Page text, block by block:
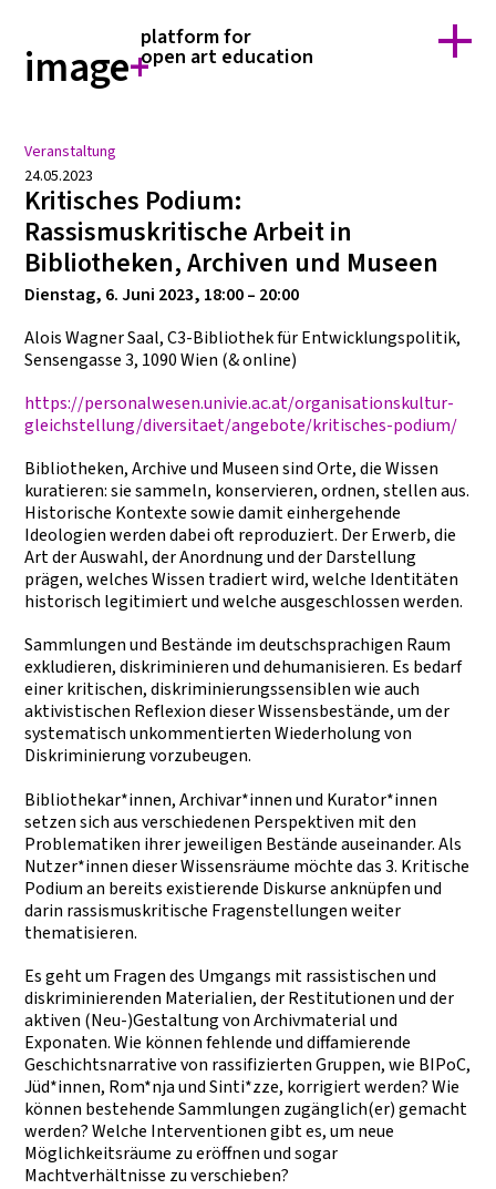
image+
platform for
open art education
forschungüber image+
kontaktsuche
Veranstaltung
24.05.2023
Kritisches Podium:
Rassismuskritische Arbeit in
Bibliotheken, Archiven und Museen
Dienstag, 6. Juni 2023, 18:00 – 20:00
Alois Wagner Saal, C3-Bibliothek für Entwicklungspolitik,
Sensengasse 3, 1090 Wien (& online)
https://personalwesen.univie.ac.at/organisationskultur-
gleichstellung/diversitaet/angebote/kritisches-podium/
Bibliotheken, Archive und Museen sind Orte, die Wissen
kuratieren: sie sammeln, konservieren, ordnen, stellen aus.
Historische Kontexte sowie damit einhergehende
Ideologien werden dabei oft reproduziert. Der Erwerb, die
Art der Auswahl, der Anordnung und der Darstellung
prägen, welches Wissen tradiert wird, welche Identitäten
historisch legitimiert und welche ausgeschlossen werden.
Sammlungen und Bestände im deutschsprachigen Raum
exkludieren, diskriminieren und dehumanisieren. Es bedarf
einer kritischen, diskriminierungssensiblen wie auch
aktivistischen Reflexion dieser Wissensbestände, um der
systematisch unkommentierten Wiederholung von
Diskriminierung vorzubeugen.
Bibliothekar*innen, Archivar*innen und Kurator*innen
setzen sich aus verschiedenen Perspektiven mit den
Problematiken ihrer jeweiligen Bestände auseinander. Als
Nutzer*innen dieser Wissensräume möchte das 3. Kritische
Podium an bereits existierende Diskurse anknüpfen und
darin rassismuskritische Fragenstellungen weiter
thematisieren.
Es geht um Fragen des Umgangs mit rassistischen und
diskriminierenden Materialien, der Restitutionen und der
aktiven (Neu-)Gestaltung von Archivmaterial und
Exponaten. Wie können fehlende und diffamierende
Geschichtsnarrative von rassifizierten Gruppen, wie BIPoC,
Jüd*innen, Rom*nja und Sinti*zze, korrigiert werden? Wie
können bestehende Sammlungen zugänglich(er) gemacht
werden? Welche Interventionen gibt es, um neue
Möglichkeitsräume zu eröffnen und sogar
Machtverhältnisse zu verschieben?